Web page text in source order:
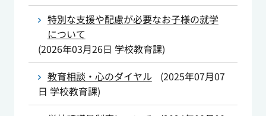
特別な支援や配慮が必要なお子様の就学
について
(2026年03月26日 学校教育課)
教育相談・心のダイヤル
(2025年07月07
日 学校教育課)